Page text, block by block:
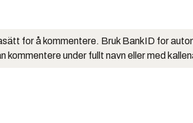
for å kommentere. Bruk BankID for
kommentere under fullt navn eller med